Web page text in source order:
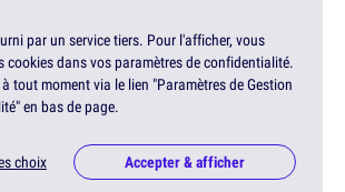
par un service tiers. Pour l'afficher, vous
cookies dans vos paramètres de confidentialité.
tout moment via le lien "Paramètres de Gestion
en bas de page.
choix Accepter & afficher